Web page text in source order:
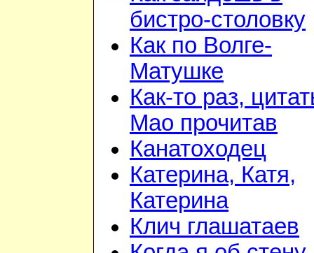
бистро-столовку
Как по Волге-
Матушке
Как-то раз,
Мао прочитав
Канатоходец
Катерина, Катя,
Катерина
Клич глашатаев